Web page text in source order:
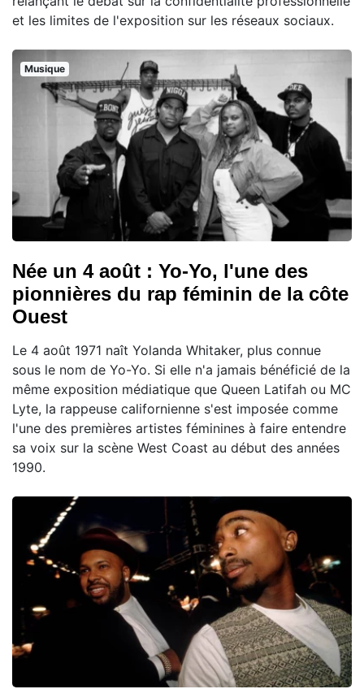
et les limites de l'exposition sur les réseaux sociaux.
Musique
Née un 4 août : Yo-Yo, l'une des
pionnières du rap féminin de la côte
Ouest
Le 4 août 1971 naît Yolanda Whitaker, plus connue
sous le nom de Yo-Yo. Si elle n'a jamais bénéficié de la
même exposition médiatique que Queen Latifah ou MC
Lyte, la rappeuse californienne s'est imposée comme
l'une des premières artistes féminines à faire entendre
sa voix sur la scène West Coast au début des années
1990.